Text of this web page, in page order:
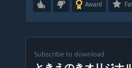
Award
Subscribe to download